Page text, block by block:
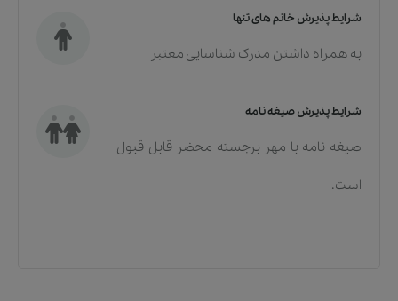
شرایط پذیرش خانم های تنها
به همراه داشتن مدرک شناسایی معتبر
شرایط پذیرش صیغه نامه
صیغه نامه با مهر برجسته محضر قابل قبول
است.